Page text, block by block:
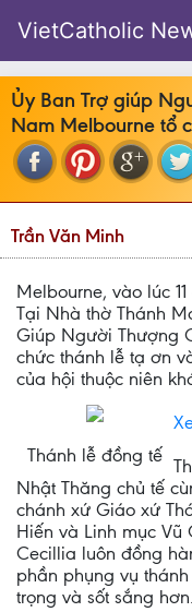
VietCatholic
Ủy Ban Trợ giúp
Nam Melbourne tổ
Trần Văn Minh
Melbourne, vào lúc
Tại Nhà thờ Thánh
Giúp Người Thượng
chức thánh lễ tạ ơn
của hội thuộc niên
Thánh lễ đồng tế
Nhật Thăng chủ tế
chánh xứ Giáo xứ
Hiến và Linh mục Vũ
Cecillia luôn đồng
phần phụng vụ
trọng và sốt sắng hơn.